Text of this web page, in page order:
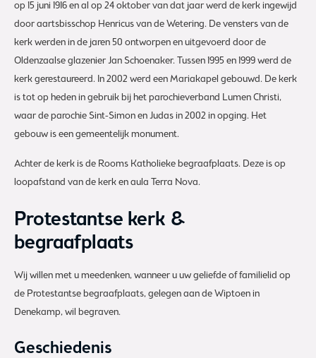
op 15 juni 1916 en al op 24 oktober van dat jaar werd de kerk ingewijd
door aartsbisschop Henricus van de Wetering. De vensters van de
kerk werden in de jaren 50 ontworpen en uitgevoerd door de
Oldenzaalse glazenier Jan Schoenaker. Tussen 1995 en 1999 werd de
kerk gerestaureerd. In 2002 werd een Mariakapel gebouwd. De kerk
is tot op heden in gebruik bij het parochieverband Lumen Christi,
waar de parochie Sint-Simon en Judas in 2002 in opging. Het
gebouw is een gemeentelijk monument.
Achter de kerk is de Rooms Katholieke begraafplaats. Deze is op
loopafstand van de kerk en aula Terra Nova.
Protestantse kerk &
begraafplaats
Wij willen met u meedenken, wanneer u uw geliefde of familielid op
de Protestantse begraafplaats, gelegen aan de Wiptoen in
Denekamp, wil begraven.
Geschiedenis